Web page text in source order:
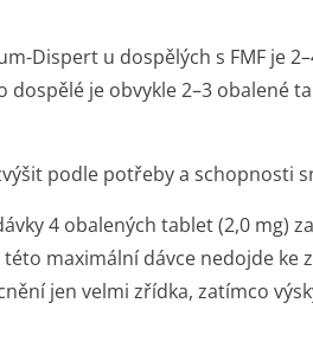
Dispert u dospělých s FMF je
je obvykle 2–3 obalené
podle potřeby a schopnosti
4 obalených tablet (2,0 mg)
maximální dávce nedojde ke
jen velmi zřídka, zatímco